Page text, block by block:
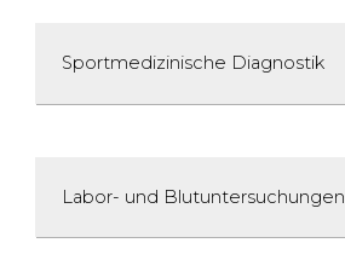
Sportmedizinische Diagnostik
Labor- und Blut­unter­suchungen